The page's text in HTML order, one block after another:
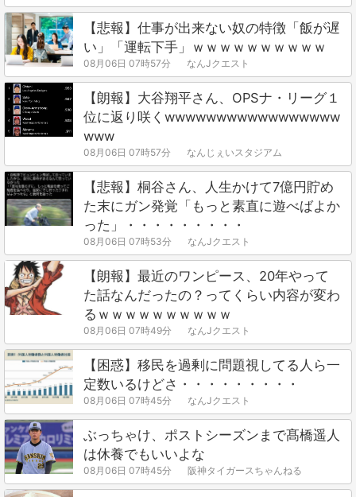
【悲報】仕事が出来ない奴の特徴「飯が遅
い」「運転下手」ｗｗｗｗｗｗｗｗｗｗ
08月06日 07時57分 なんJクエスト
【朗報】大谷翔平さん、OPSナ・リーグ１
位に返り咲くwwwwwwwwwwwwwwwww
www
08月06日 07時57分 なんじぇいスタジアム
【悲報】桐谷さん、人生かけて7億円貯め
た末にガン発覚「もっと素直に遊べばよか
った」・・・・・・・・・
08月06日 07時53分 なんJクエスト
【朗報】最近のワンピース、20年やって
た話なんだったの？ってくらい内容が変わ
るｗｗｗｗｗｗｗｗｗｗ
08月06日 07時49分 なんJクエスト
【困惑】移民を過剰に問題視してる人ら一
定数いるけどさ・・・・・・・・・
08月06日 07時45分 なんJクエスト
ぶっちゃけ、ポストシーズンまで髙橋遥人
は休養でもいいよな
08月06日 07時45分 阪神タイガースちゃんねる